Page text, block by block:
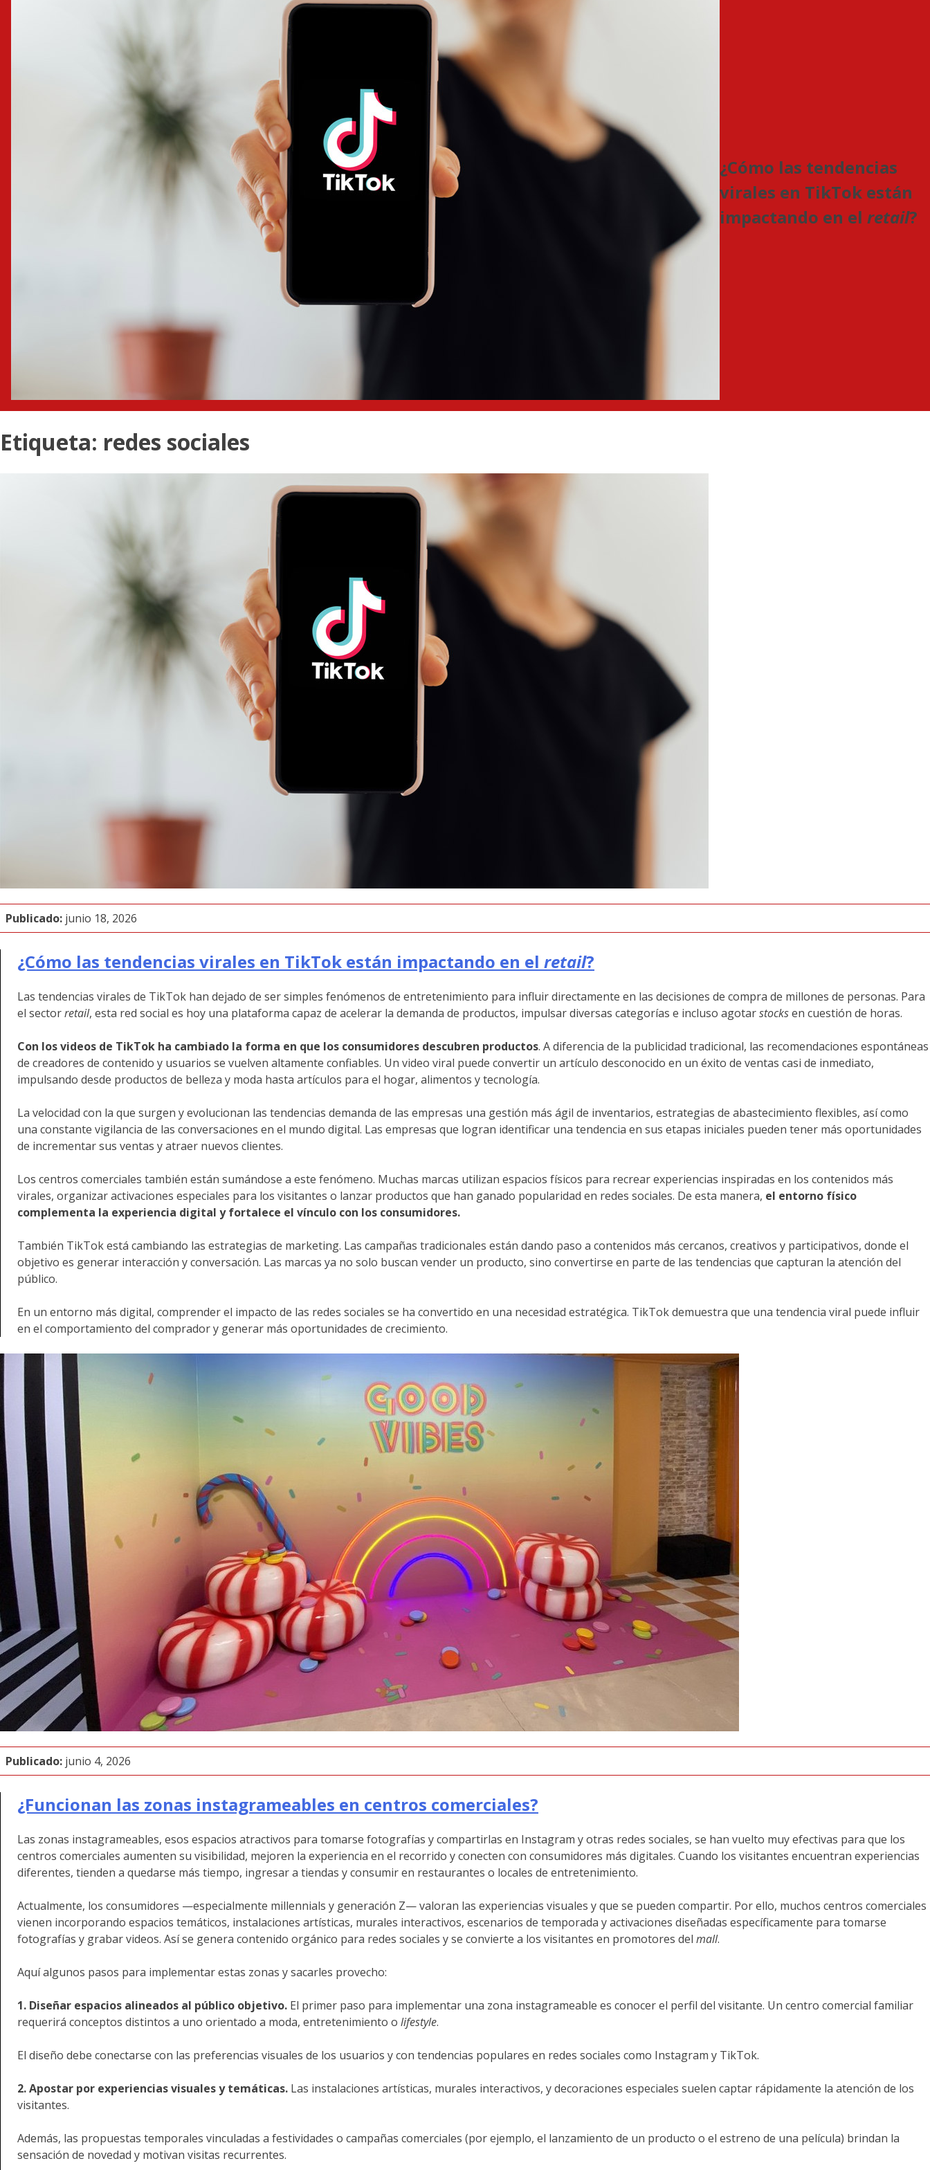
¿Cómo las tendencias
virales en TikTok están
impactando en el retail?
Etiqueta: redes sociales
Publicado: junio 18, 2026
¿Cómo las tendencias virales en TikTok están impactando en el retail?
Las tendencias virales de TikTok han dejado de ser simples fenómenos de entretenimiento para influir directamente en las decisiones de compra de millones de personas. Para
el sectorretail, esta red social es hoy una plataforma capaz de acelerar la demanda de productos, impulsar diversas categorías e incluso agotarstocksen cuestión de horas.
Con los videos de TikTok ha cambiado la forma en que los consumidores descubren productos. A diferencia de la publicidad tradicional, las recomendaciones espontáneas
de creadores de contenido y usuarios se vuelven altamente confiables. Un video viral puede convertir un artículo desconocido en un éxito de ventas casi de inmediato,
impulsando desde productos de belleza y moda hasta artículos para el hogar, alimentos y tecnología.
La velocidad con la que surgen y evolucionan las tendencias demanda de las empresas una gestión más ágil de inventarios, estrategias de abastecimiento flexibles, así como
una constante vigilancia de las conversaciones en el mundo digital. Las empresas que logran identificar una tendencia en sus etapas iniciales pueden tener más oportunidades
de incrementar sus ventas y atraer nuevos clientes.
Los centros comerciales también están sumándose a este fenómeno. Muchas marcas utilizan espacios físicos para recrear experiencias inspiradas en los contenidos más
virales, organizar activaciones especiales para los visitantes o lanzar productos que han ganado popularidad en redes sociales. De esta manera, el entorno físico
complementa la experiencia digital y fortalece el vínculo con los consumidores.
También TikTok está cambiando las estrategias de marketing. Las campañas tradicionales están dando paso a contenidos más cercanos, creativos y participativos, donde el
objetivo es generar interacción y conversación. Las marcas ya no solo buscan vender un producto, sino convertirse en parte de las tendencias que capturan la atención del
público.
En un entorno más digital, comprender el impacto de las redes sociales se ha convertido en una necesidad estratégica. TikTok demuestra que una tendencia viral puede influir
en el comportamiento del comprador y generar más oportunidades de crecimiento.
Publicado: junio 4, 2026
¿Funcionan las zonas instagrameables en centros comerciales?
Las zonas instagrameables, esos espacios atractivos para tomarse fotografías y compartirlas en Instagram y otras redes sociales, se han vuelto muy efectivas para que los
centros comerciales aumenten su visibilidad, mejoren la experiencia en el recorrido y conecten con consumidores más digitales. Cuando los visitantes encuentran experiencias
diferentes, tienden a quedarse más tiempo, ingresar a tiendas y consumir en restaurantes o locales de entretenimiento.
Actualmente, los consumidores —especialmente millennials y generación Z— valoran las experiencias visuales y que se pueden compartir. Por ello, muchos centros comerciales
vienen incorporando espacios temáticos, instalaciones artísticas, murales interactivos, escenarios de temporada y activaciones diseñadas específicamente para tomarse
fotografías y grabar videos. Así se genera contenido orgánico para redes sociales y se convierte a los visitantes en promotores del mall.
Aquí algunos pasos para implementar estas zonas y sacarles provecho:
1. Diseñar espacios alineados al público objetivo. El primer paso para implementar una zona instagrameable es conocer el perfil del visitante. Un centro comercial familiar
requerirá conceptos distintos a uno orientado a moda, entretenimiento o lifestyle.
El diseño debe conectarse con las preferencias visuales de los usuarios y con tendencias populares en redes sociales como Instagram y TikTok.
2. Apostar por experiencias visuales y temáticas. Las instalaciones artísticas, murales interactivos, y decoraciones especiales suelen captar rápidamente la atención de los
visitantes.
Además, las propuestas temporales vinculadas a festividades o campañas comerciales (por ejemplo, el lanzamiento de un producto o el estreno de una película) brindan la
sensación de novedad y motivan visitas recurrentes.